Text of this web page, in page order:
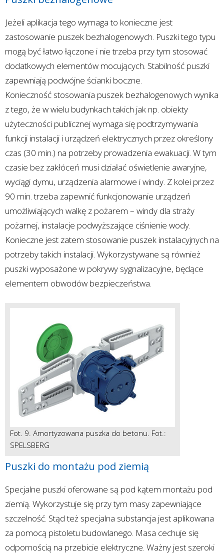
Jeżeli aplikacja tego wymaga to konieczne jest
zastosowanie puszek bezhalogenowych. Puszki tego typu
mogą być łatwo łączone i nie trzeba przy tym stosować
dodatkowych elementów mocujących. Stabilność puszki
zapewniają podwójne ścianki boczne.
Konieczność stosowania puszek bezhalogenowych wynika
z tego, że w wielu budynkach takich jak np. obiekty
użyteczności publicznej wymaga się podtrzymywania
funkcji instalacji i urządzeń elektrycznych przez określony
czas (30 min.) na potrzeby prowadzenia ewakuacji. W tym
czasie bez zakłóceń musi działać oświetlenie awaryjne,
wyciągi dymu, urządzenia alarmowe i windy. Z kolei przez
90 min. trzeba zapewnić funkcjonowanie urządzeń
umożliwiających walkę z pożarem – windy dla straży
pożarnej, instalacje podwyższające ciśnienie wody.
Konieczne jest zatem stosowanie puszek instalacyjnych na
potrzeby takich instalacji. Wykorzystywane są również
puszki wyposażone w pokrywy sygnalizacyjne, będące
elementem obwodów bezpieczeństwa.
Fot. 9. Amortyzowana puszka do betonu. Fot.:
SPELSBERG
Puszki do montażu pod ziemią
Specjalne puszki oferowane są pod kątem montażu pod
ziemią. Wykorzystuje się przy tym masy zapewniające
szczelność. Stąd też specjalna substancja jest aplikowana
za pomocą pistoletu budowlanego. Masa cechuje się
odpornością na przebicie elektryczne. Ważny jest szeroki